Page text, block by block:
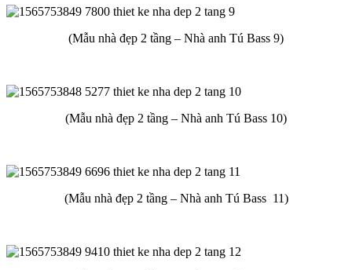
(Mẫu nhà đẹp 2 tầng – Nhà anh Tú Bass 9)
(Mẫu nhà đẹp 2 tầng – Nhà anh Tú Bass 10)
(Mẫu nhà đẹp 2 tầng – Nhà anh Tú Bass 11)